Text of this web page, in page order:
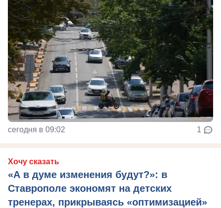
сегодня в 09:02 1
Хочу сказать
«А в думе изменения будут?»: в
Ставрополе экономят на детских
тренерах, прикрываясь «оптимизацией»